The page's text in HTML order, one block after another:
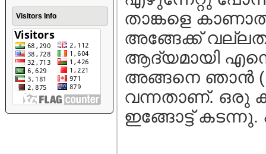
Visitors Info
താങ്കളെ
അങ്ങേക്ക്
ആദ്യമായി
അങ്ങനെ ഞാന്‍
വന്നതാണ്. ഒരു
ഇങ്ങോട്ട് കടന്നു.